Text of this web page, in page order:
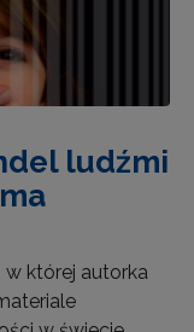
ludźmi
w której autorka